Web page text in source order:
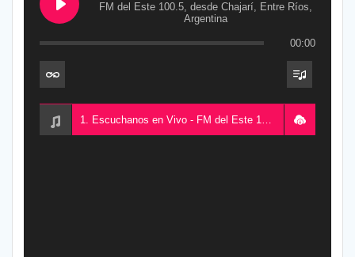
FM del Este 100.5, desde Chajarí, Entre Ríos,
Argentina
00:00
1. Escuchanos en Vivo - FM del Este 100.5, desde Chajarí, Entre Ríos, Argentina